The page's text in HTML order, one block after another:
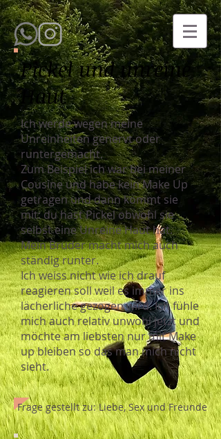
Pickel und unreine
Haut
Ich werde wegen meine
Unreinheiten genervt oder
runtergemacht.
Zum Beispiel ich war bei meiner
Cousine und habe kein Make Up
getragen und dann kommt sie
mit: du hast Pickel obwohl sie
selbst eine Unreine Haut hat.
Mein Bruder macht mich auch
ständig runter.
Ich weiss nicht wie ich drauf
reagieren soll weil es immer ins
lächerliche gezogen wird. Ich fühle
mich auch relativ unwohl jetzt und
möchte am liebsten nur mit Make
up bleiben so das man mich nicht
sieht.
Frage gestellt zu: Liebe, Sex und Freunde